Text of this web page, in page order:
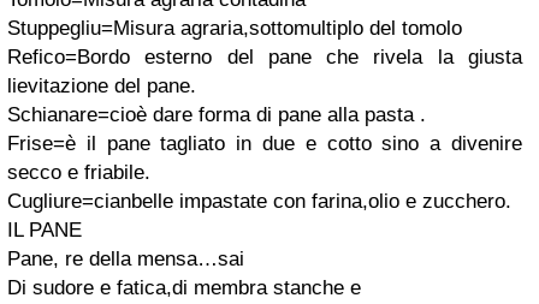
Stuppegliu=Misura agraria,sottomultiplo del tomolo
Refico=Bordo esterno del pane che rivela la giusta
lievitazione del pane.
Schianare=cioè dare forma di pane alla pasta .
Frise=è il pane tagliato in due e cotto sino a divenire
secco e friabile.
Cugliure=cianbelle impastate con farina,olio e zucchero.
IL PANE
Pane, re della mensa…sai
Di sudore e fatica,di membra stanche e